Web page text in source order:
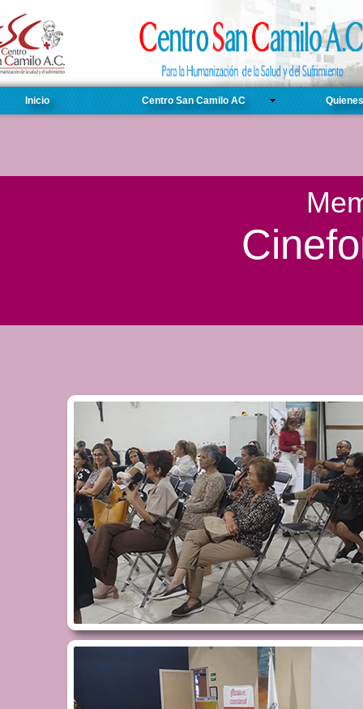
Inicio Centro San Camilo AC